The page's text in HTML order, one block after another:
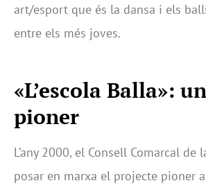
art/esport que és la dansa i els
entre els més joves.
«L’escola Balla»:
pioner
L’any 2000, el Consell Comarcal de
posar en marxa el projecte pioner a